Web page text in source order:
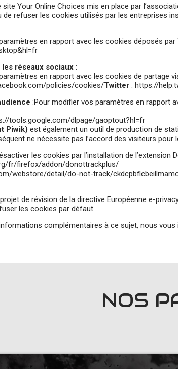
site Your Online Choices mis en place par
de refuser les cookies utilisés par les entreprises
en rapport avec les cookies déposés par
les réseaux sociaux :
en rapport avec les cookies de partage
policies/cookies/Twitter : https://
:Pour modifier vos paramètres en rapport
tools.google.com/dlpage/gaoptout?hl=fr
Piwik) est également un outil de production de
ne nécessite pas l’accord des visiteurs pour
les cookies par l’installation de l’extension
fr/firefox/addon/donottrackplus/
webstore/detail/do-not-track/
de révision de la directive Européenne e-
les cookies par défaut.
complémentaires à ce sujet, nous
NOS